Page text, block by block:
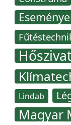
Lindab
Magyar